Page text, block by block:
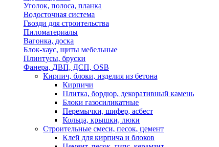
Уголок, полоса, планка
Водосточная система
Гвозди для строительства
Пиломатериалы
Вагонка, доска
Блок-хаус, щиты мебельные
Плинтусы, бруски
Фанера, ДВП, ДСП, OSB
Кирпич, блоки, изделия из бетона
Кирпичи
Плитка, бордюр, декоративный камень
Блоки газосиликатные
Перемычки, шифер, асбест
Кольца, крышки, люки
Строительные смеси, песок, цемент
Клей для кирпича и блоков